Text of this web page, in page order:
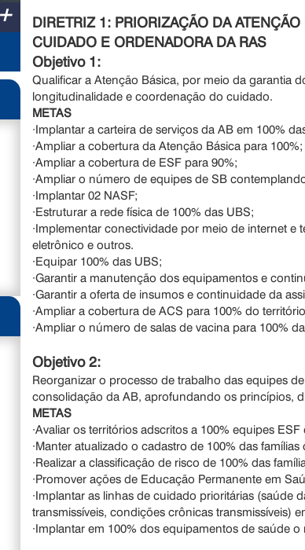
DIRETRIZ 1: PRIORIZAÇÃO DA
CUIDADO E ORDENADORA DA RAS
Objetivo 1:
Qualificar a Atenção Básica, por meio da garantia
longitudinalidade e coordenação do cuidado.
METAS
·Implantar a carteira de serviços da AB em 100%
·Ampliar a cobertura da Atenção Básica para 100%;
·Ampliar a cobertura de ESF para 90%;
·Ampliar o número de equipes de SB
·Implantar 02 NASF;
·Estruturar a rede física de 100% das UBS;
·Implementar conectividade por meio de internet
eletrônico e outros.
·Equipar 100% das UBS;
·Garantir a manutenção dos equipamentos e
·Garantir a oferta de insumos e continuidade da
·Ampliar a cobertura de ACS para 100% do
·Ampliar o número de salas de vacina para 100%
Objetivo 2:
Reorganizar o processo de trabalho das equipes
consolidação da AB, aprofundando os princípios,
METAS
·Avaliar os territórios adscritos a 100% equipes
·Manter atualizado o cadastro de 100% das
·Realizar a classificação de risco de 100% das
·Promover ações de Educação Permanente em
·Implantar as linhas de cuidado prioritárias
transmissíveis, condições crônicas transmissíveis)
·Implantar em 100% dos equipamentos de saúde